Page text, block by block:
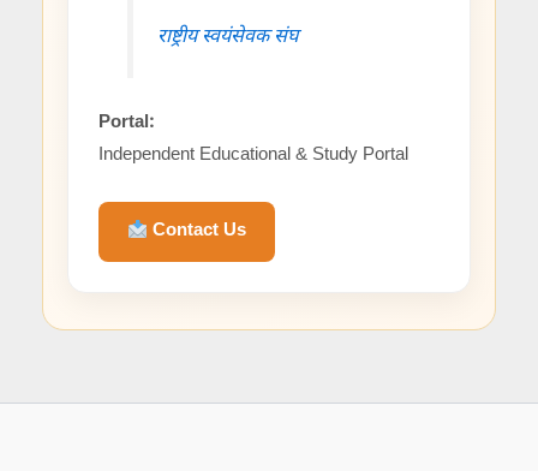
राष्ट्रीय स्वयंसेवक संघ
Portal:
Independent Educational & Study Portal
Contact Us